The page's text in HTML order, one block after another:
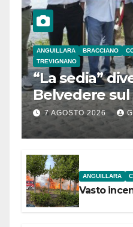
ANGUILLARA BRACCIANO
TREVIGNANO
“La sedia”
Belvedere
Bracciano: ieri
7 AGOSTO 2026
ANGUILLARA
Vasto